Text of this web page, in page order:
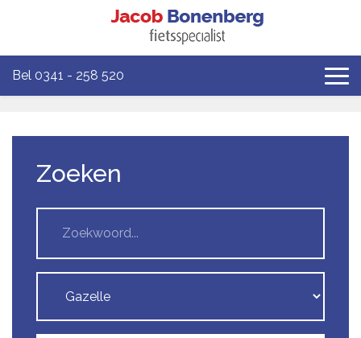
Bel 0341 - 258 520
Zoeken